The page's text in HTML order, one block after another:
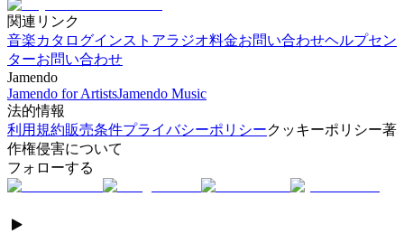
関連リンク
音楽カタログインストアラジオ料金お問い合わせヘルプセン
ターお問い合わせ
Jamendo
Jamendo for ArtistsJamendo Music
法的情報
利用規約販売条件プライバシーポリシークッキーポリシー著
作権侵害について
フォローする